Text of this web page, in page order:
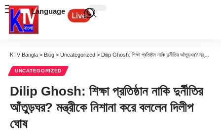
Language
KTV Bangla > Blog > Uncategorized > Dilip Ghosh: শিক্ষা প্রতিষ্ঠান নাকি দুর্নীতির আঁতুড়ঘর? মন্ত্রীকে নিশানা করে বললেন দিলীপ ঘোষ
UNCATEGORIZED
Dilip Ghosh: শিক্ষা প্রতিষ্ঠান নাকি দুর্নীতির
আঁতুড়ঘর? মন্ত্রীকে নিশানা করে বললেন দিলীপ
ঘোষ